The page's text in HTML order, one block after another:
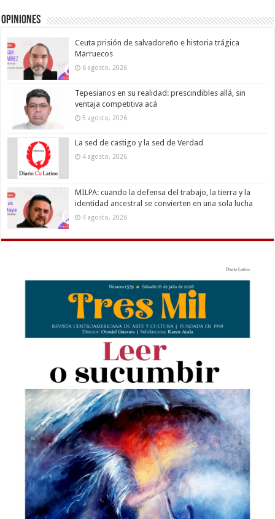
Opiniones
Ceuta prisión de salvadoreño e historia trágica
Marruecos
6 agosto, 2026
Tepesianos en su realidad: prescindibles allá, sin
ventaja competitiva acá
5 agosto, 2026
La sed de castigo y la sed de Verdad
4 agosto, 2026
MILPA: cuando la defensa del trabajo, la tierra y la
identidad ancestral se convierten en una sola lucha
4 agosto, 2026